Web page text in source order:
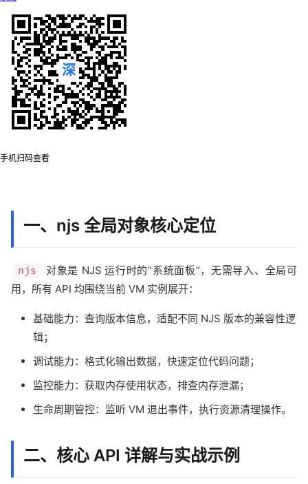
手机扫码查看
一、njs 全局对象核心定位
njs
对象是 NJS 运行时的“系统面板”，无需导入、全局可
用，所有 API 均围绕当前 VM 实例展开：
基础能力：查询版本信息，适配不同 NJS 版本的兼容性逻
辑；
调试能力：格式化输出数据，快速定位代码问题；
监控能力：获取内存使用状态，排查内存泄漏；
生命周期管控：监听 VM 退出事件，执行资源清理操作。
二、核心 API 详解与实战示例